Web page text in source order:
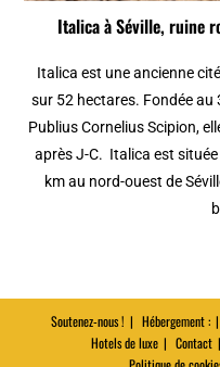
Italica à Séville, ruine
Italica est une ancienne
sur 52 hectares. Fondée au
Publius Cornelius Scipion,
après J-C. Italica est
km au nord-ouest de
Soutenez-nous ! Hébergement :
Hotels de luxe
Contact